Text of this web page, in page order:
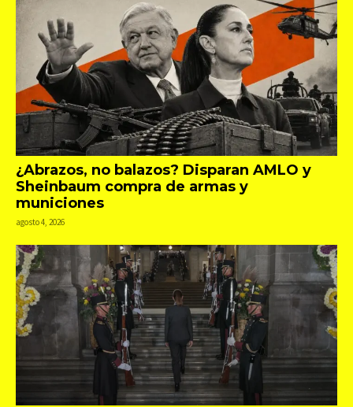
¿Abrazos, no balazos? Disparan AMLO y
Sheinbaum compra de armas y
municiones
agosto 4, 2026